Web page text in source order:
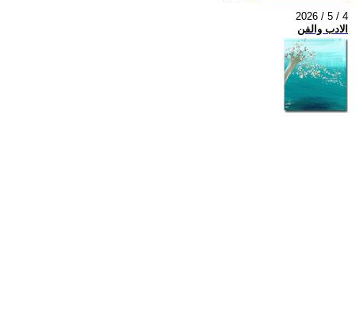
2026 / 5 / 4
الادب والفن